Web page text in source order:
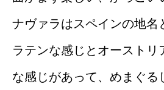
ナヴァラはスペインの地名
ラテンな感じとオーストリ
な感じがあって、めまぐる